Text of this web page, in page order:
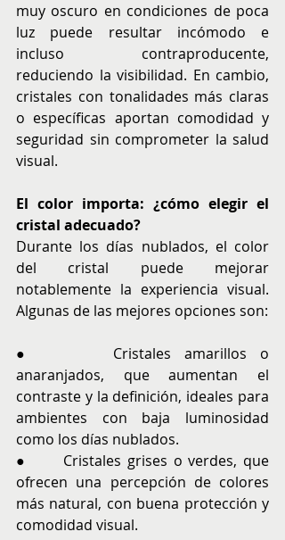
muy oscuro en condiciones de poca
luz puede resultar incómodo e
incluso contraproducente,
reduciendo la visibilidad. En cambio,
cristales con tonalidades más claras
o específicas aportan comodidad y
seguridad sin comprometer la salud
visual.
El color importa: ¿cómo elegir el
cristal adecuado?
Durante los días nublados, el color
del cristal puede mejorar
notablemente la experiencia visual.
Algunas de las mejores opciones son:
●      Cristales amarillos o
anaranjados, que aumentan el
contraste y la definición, ideales para
ambientes con baja luminosidad
como los días nublados.
●      Cristales grises o verdes, que
ofrecen una percepción de colores
más natural, con buena protección y
comodidad visual.